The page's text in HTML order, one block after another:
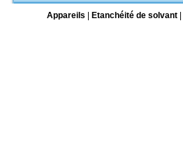
Appareils
Etanchéité de solvant